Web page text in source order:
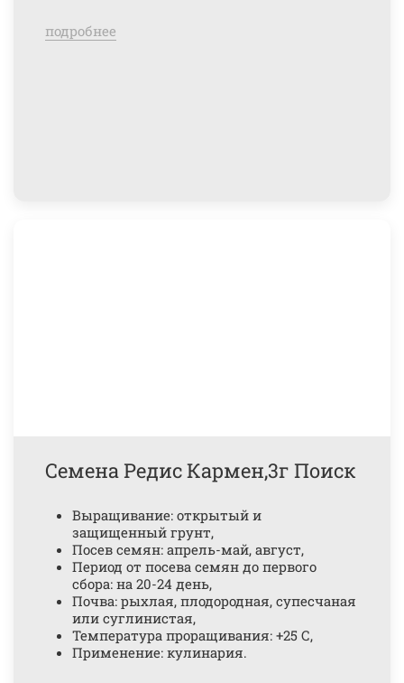
подробнее
Семена Редис Кармен,3г Поиск
Выращивание: открытый и
защищенный грунт,
Посев семян: апрель-май, август,
Период от посева семян до первого
сбора: на 20-24 день,
Почва: рыхлая, плодородная, супесчаная
или суглинистая,
Температура проращивания: +25 С,
Применение: кулинария.